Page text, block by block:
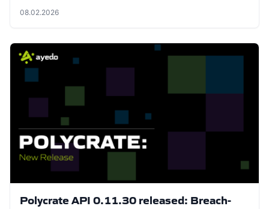
08.02.2026
Polycrate API 0.11.30 released: Breach-